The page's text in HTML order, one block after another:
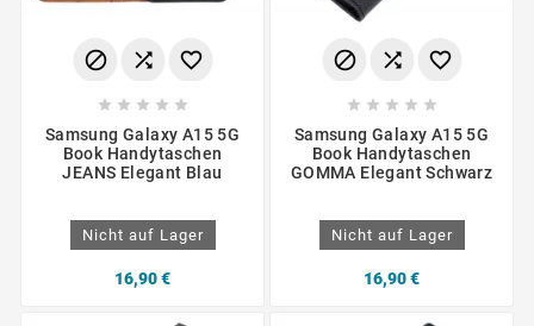
  
    
Samsung Galaxy A15 5G
Book Handytaschen
JEANS Elegant Blau
Nicht auf Lager
16,90 €
  
    
Samsung Galaxy A15 5G
Book Handytaschen
GOMMA Elegant Schwarz
Nicht auf Lager
16,90 €